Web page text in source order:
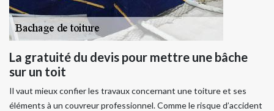
La gratuité du devis pour mettre une bâche
sur un toit
Il vaut mieux confier les travaux concernant une toiture et ses
éléments à un couvreur professionnel. Comme le risque d’accident